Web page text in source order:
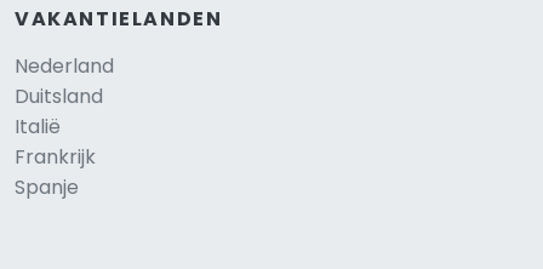
VAKANTIELANDEN
Nederland
Duitsland
Italië
Frankrijk
Spanje